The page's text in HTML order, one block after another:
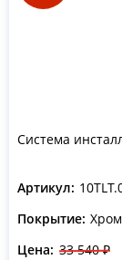
Система
Артикул:
Покрытие: Хром
Цена: 33 540 ₽